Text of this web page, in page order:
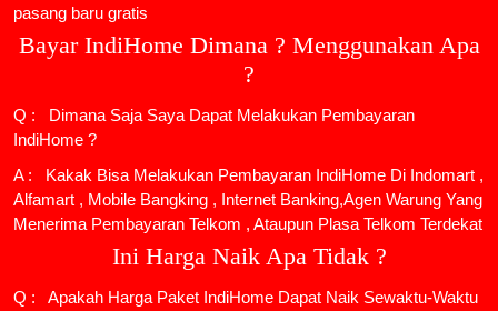
pasang baru gratis
Bayar IndiHome Dimana ? Menggunakan Apa
?
Q : Dimana Saja Saya Dapat Melakukan Pembayaran
IndiHome ?
A : Kakak Bisa Melakukan Pembayaran IndiHome Di Indomart ,
Alfamart , Mobile Bangking , Internet Banking,Agen Warung Yang
Menerima Pembayaran Telkom , Ataupun Plasa Telkom Terdekat
Ini Harga Naik Apa Tidak ?
Q : Apakah Harga Paket IndiHome Dapat Naik Sewaktu-Waktu